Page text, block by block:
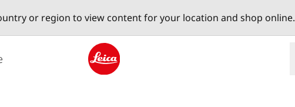
or region to view content for your location and shop online.